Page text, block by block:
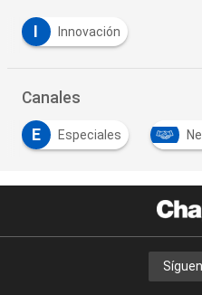
Innovación
Canales
E Especiales